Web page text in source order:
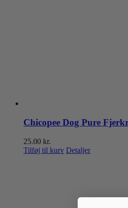
Chicopee Dog Pure
25.00 kr.
Tilføj til kurv Detaljer